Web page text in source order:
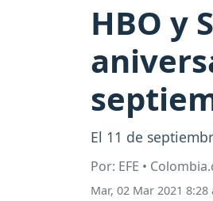
HBO y
El 11 de
Por: EFE •
Mar, 02 Mar 2021 8:28